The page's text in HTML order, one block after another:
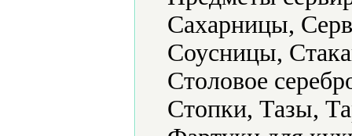
Сахарницы,
Соусницы,
Столовое
Стопки, Тазы,